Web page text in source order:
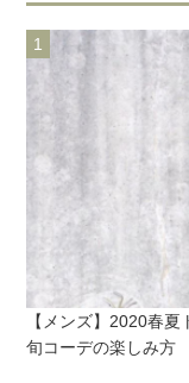
【メンズ】2020春
旬コーデの楽しみ方